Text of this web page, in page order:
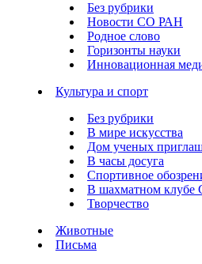
Без рубрики
Новости СО РАН
Родное слово
Горизонты науки
Инновационная
Культура и спорт
Без рубрики
В мире искусства
Дом ученых
В часы досуга
Спортивное
В шахматном
Творчество
Животные
Письма